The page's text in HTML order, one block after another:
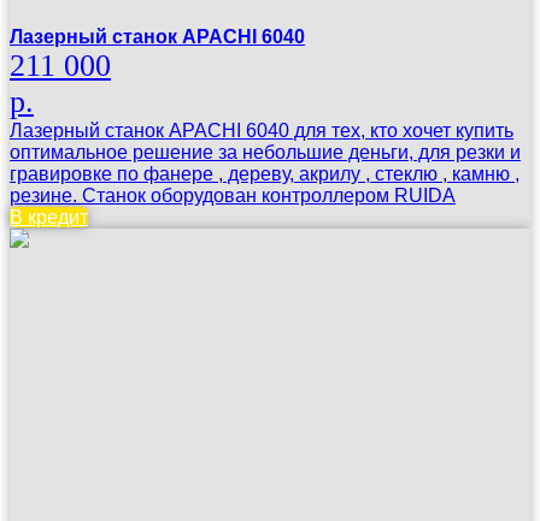
Лазерный станок APACHI 6040
211 000
р.
Лазерный станок APACHI 6040 для тех, кто хочет купить
оптимальное решение за небольшие деньги, для резки и
гравировке по фанере , дереву, акрилу , стеклю , камню ,
резине. Станок оборудован контроллером RUIDA
В кредит